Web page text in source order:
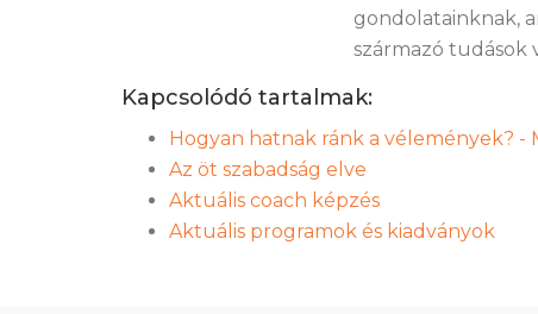
gondolatainknak,
származó tudások
Kapcsolódó tartalmak:
Hogyan hatnak ránk a vélemények? -
Az öt szabadság elve
Aktuális coach képzés
Aktuális programok és kiadványok